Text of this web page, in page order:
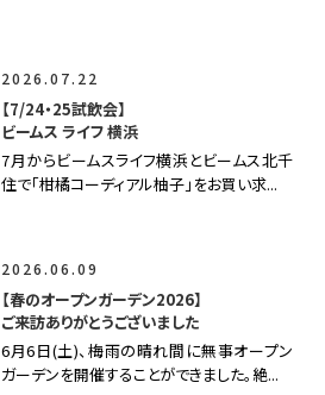
2026.07.22
【7/24・25試飲会】
ビームス ライフ 横浜
7月からビームスライフ横浜とビームス北千
住で「柑橘コーディアル柚子」をお買い求...
2026.06.09
【春のオープンガーデン2026】
ご来訪ありがとうございました
6月6日(土)、梅雨の晴れ間に無事オープン
ガーデンを開催することができました。絶...